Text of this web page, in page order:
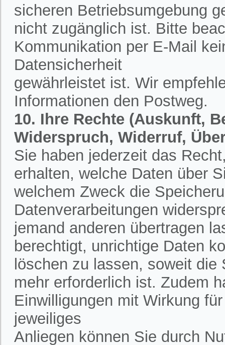
sicheren Betriebsumgebung
nicht zugänglich ist. Bitte
Kommunikation per E-Mail
Datensicherheit
gewährleistet ist. Wir
Informationen den Postweg.
10. Ihre Rechte (Auskunft,
Widerspruch, Widerruf,
Sie haben jederzeit das
erhalten, welche Daten über
welchem Zweck die
Datenverarbeitungen
jemand anderen übertragen
berechtigt, unrichtige Daten
löschen zu lassen, soweit
mehr erforderlich ist. Zudem
Einwilligungen mit Wirkung
jeweiliges
Anliegen können Sie durch